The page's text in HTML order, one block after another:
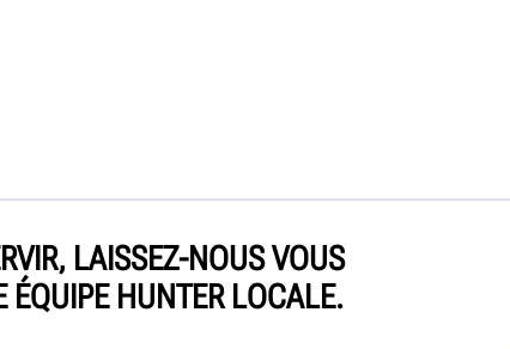
LAISSEZ-NOUS VOUS
ÉQUIPE HUNTER LOCALE.